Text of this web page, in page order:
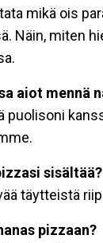
mikä ois
Näin, miten
aiot mennä
puolisoni
sisältää?
täytteistä
pizzaan?